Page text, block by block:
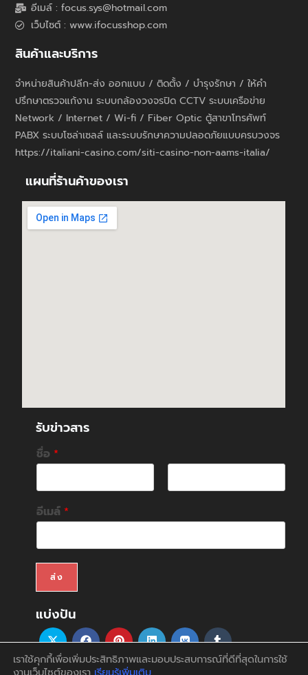
อีเมล์ : focus.sys@hotmail.com
เว็บไซต์ : www.ifocusshop.com
สินค้าและบริการ
จำหน่ายสินค้าปลีก-ส่ง ออกแบบ / ติดตั้ง / บำรุงรักษา / ให้คำ
ปรึกษาตรวจแก้งาน ระบบกล้องวงจรปิด CCTV ระบบเครือข่าย
Network / Internet / Wi-fi / Fiber Optic ตู้สาขาโทรศัพท์
PABX ระบบโซล่าเซลล์ และระบบรักษาความปลอดภัยแบบครบวงจร
https://italiani-casino.com/siti-casino-non-aams-italia/
แผนที่ร้านค้าของเรา
รับข่าวสาร
ชื่อ *
i
rอีเมล์ *
ส่ง
แบ่งปัน
เราใช้คุกกี้เพื่อเพิ่มประสิทธิภาพและมอบประสบการณ์ที่ดีที่สุดในการใช้